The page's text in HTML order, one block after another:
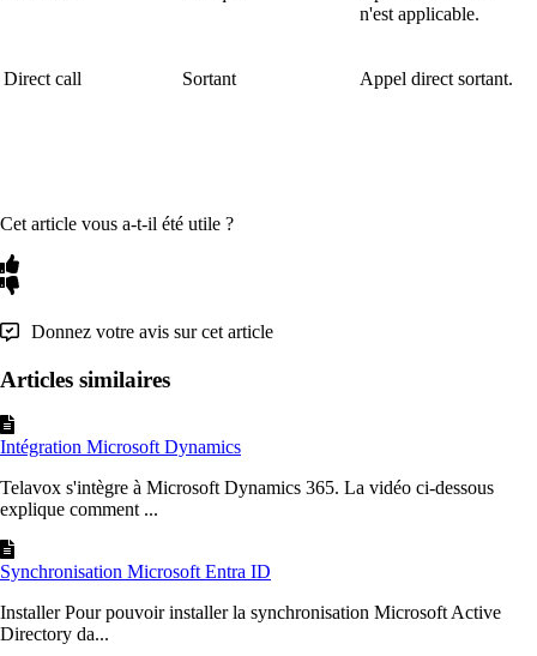
n'est applicable.
Direct call Sortant Appel direct sortant.
Cet article vous a-t-il été utile ?
Donnez votre avis sur cet article
Articles similaires
Intégration Microsoft Dynamics
Telavox s'intègre à Microsoft Dynamics 365. La vidéo ci-dessous
explique comment ...
Synchronisation Microsoft Entra ID
Installer Pour pouvoir installer la synchronisation Microsoft Active
Directory da...